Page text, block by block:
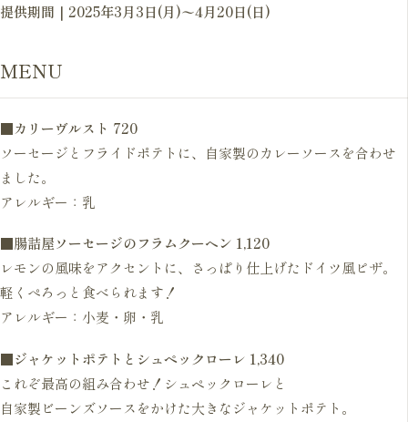
提供期間｜2025年3月3日(月)〜4月20日(日)
MENU
■カリーヴルスト 720
ソーセージとフライドポテトに、自家製のカレーソースを合わせ
ました。
アレルギー：乳
■腸詰屋ソーセージのフラムクーヘン 1,120
レモンの風味をアクセントに、さっぱり仕上げたドイツ風ピザ。
軽くぺろっと食べられます！
アレルギー：小麦・卵・乳
■ジャケットポテトとシュペックローレ 1,340
これぞ最高の組み合わせ！シュペックローレと
自家製ビーンズソースをかけた大きなジャケットポテト。